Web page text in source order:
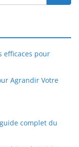
efficaces pour
Agrandir Votre
complet du